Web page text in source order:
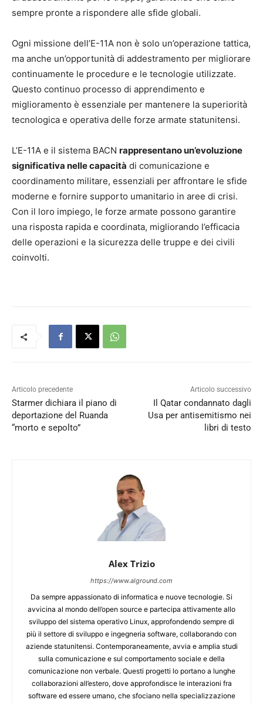
sempre pronte a rispondere alle sfide globali.
Ogni missione dell’E-11A non è solo un’operazione tattica,
ma anche un’opportunità di addestramento per migliorare
continuamente le procedure e le tecnologie utilizzate.
Questo continuo processo di apprendimento e
miglioramento è essenziale per mantenere la superiorità
tecnologica e operativa delle forze armate statunitensi.
L’E-11A e il sistema BACN rappresentano un’evoluzione
significativa nelle capacità di comunicazione e
coordinamento militare, essenziali per affrontare le sfide
moderne e fornire supporto umanitario in aree di crisi.
Con il loro impiego, le forze armate possono garantire
una risposta rapida e coordinata, migliorando l’efficacia
delle operazioni e la sicurezza delle truppe e dei civili
coinvolti.
Articolo precedente
Starmer dichiara il piano di
deportazione del Ruanda
“morto e sepolto”
Articolo successivo
Il Qatar condannato dagli
Usa per antisemitismo nei
libri di testo
Alex Trizio
https://www.alground.com
Da sempre appassionato di informatica e nuove tecnologie. Si
avvicina al mondo dell’open source e partecipa attivamente allo
sviluppo del sistema operativo Linux, approfondendo sempre di
più il settore di sviluppo e ingegneria software, collaborando con
aziende statunitensi. Contemporaneamente, avvia e amplia studi
sulla comunicazione e sul comportamento sociale e della
comunicazione non verbale. Questi progetti lo portano a lunghe
collaborazioni all’estero, dove approfondisce le interazioni fra
software ed essere umano, che sfociano nella specializzazione